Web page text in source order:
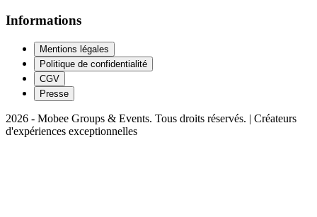
Informations
Mentions légales
Politique de confidentialité
CGV
Presse
2026 - Mobee Groups & Events. Tous droits réservés. | Créateurs
d'expériences exceptionnelles